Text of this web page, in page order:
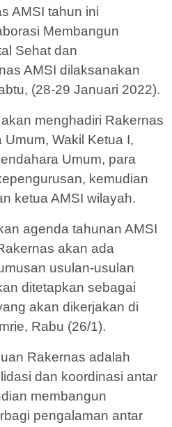
AMSI tahun ini
Membangun
Sehat dan
AMSI dilaksanakan
(28-29 Januari 2022).
menghadiri Rakernas
Wakil Ketua I,
Umum, para
kemudian
ketua AMSI wilayah.
agenda tahunan AMSI
akan ada
usulan-usulan
ditetapkan sebagai
akan dikerjakan di
Rabu (26/1).
Rakernas adalah
dan koordinasi antar
membangun
pengalaman antar